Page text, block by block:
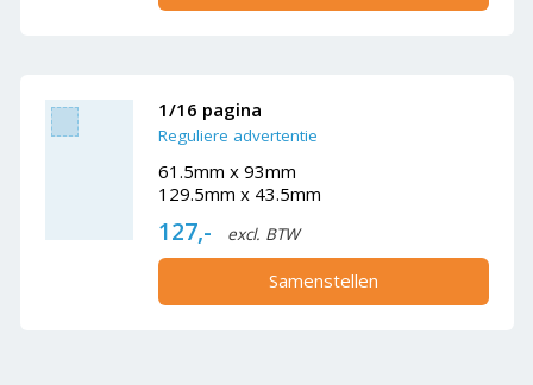
1/16 pagina
Reguliere advertentie
61.5mm x 93mm
129.5mm x 43.5mm
127,- excl. BTW
Samenstellen